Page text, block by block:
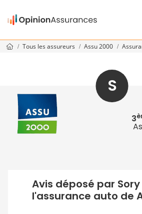
Tous les assureurs Assu 2000
S
Avis déposé par Sory
l'assurance auto de
3